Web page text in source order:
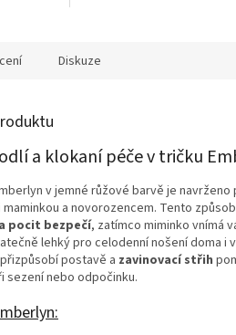
Diskuze
a klokaní péče v tričku
v jemné růžové barvě je
maminkou a novorozencem. Tento
pocit bezpečí, zatímco miminko vnímá
lehký pro celodenní nošení doma i
postavě a zavinovací střih
sezení nebo odpočinku.